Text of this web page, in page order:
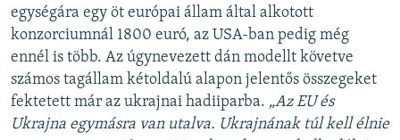
egységára egy öt európai állam által alkotott
konzorciumnál 1800 euró, az USA-ban pedig még
ennél is több. Az úgynevezett dán modellt követve
számos tagállam kétoldalú alapon jelentős összegeket
fektetett már az ukrajnai hadiiparba. „Az EU és
Ukrajna egymásra van utalva. Ukrajnának túl kell élnie